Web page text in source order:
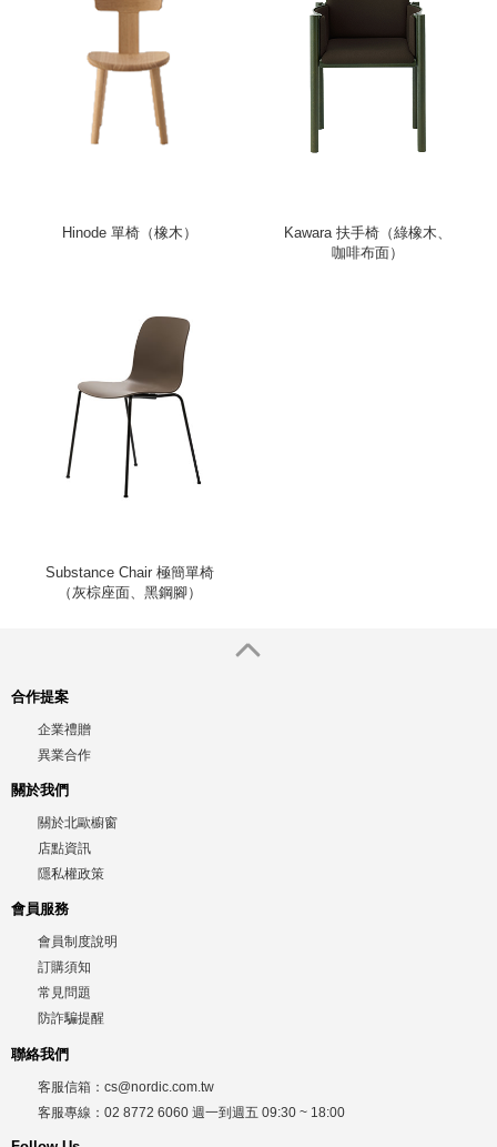
Hinode 單椅（橡木）
Kawara 扶手椅（綠橡木、
咖啡布面）
Substance Chair 極簡單椅
（灰棕座面、黑鋼腳）
合作提案
企業禮贈
異業合作
關於我們
關於北歐櫥窗
店點資訊
隱私權政策
會員服務
會員制度說明
訂購須知
常見問題
防詐騙提醒
聯絡我們
客服信箱： cs@nordic.com.tw
客服專線： 02 8772 6060 週一到週五 09:30 ~ 18:00